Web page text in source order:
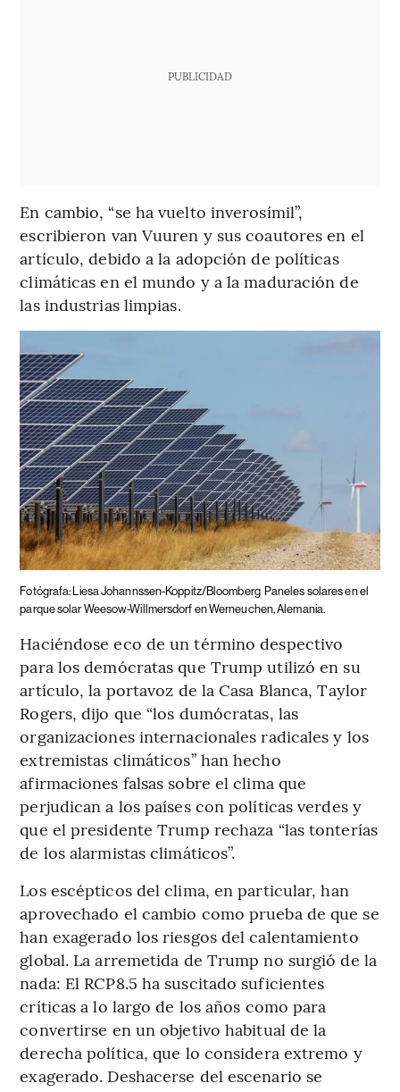
PUBLICIDAD
En cambio, “se ha vuelto inverosímil”,
escribieron van Vuuren y sus coautores en el
artículo, debido a la adopción de políticas
climáticas en el mundo y a la maduración de
las industrias limpias.
Fotógrafa: Liesa Johannssen-Koppitz/Bloomberg Paneles solares en el
parque solar Weesow-Willmersdorf en Werneuchen, Alemania.
Haciéndose eco de un término despectivo
para los demócratas que Trump utilizó en su
artículo, la portavoz de la Casa Blanca, Taylor
Rogers, dijo que “los dumócratas, las
organizaciones internacionales radicales y los
extremistas climáticos” han hecho
afirmaciones falsas sobre el clima que
perjudican a los países con políticas verdes y
que el presidente Trump rechaza “las tonterías
de los alarmistas climáticos”.
Los escépticos del clima, en particular, han
aprovechado el cambio como prueba de que se
han exagerado los riesgos del calentamiento
global. La arremetida de Trump no surgió de la
nada: El RCP8.5 ha suscitado suficientes
críticas a lo largo de los años como para
convertirse en un objetivo habitual de la
derecha política, que lo considera extremo y
exagerado. Deshacerse del escenario se